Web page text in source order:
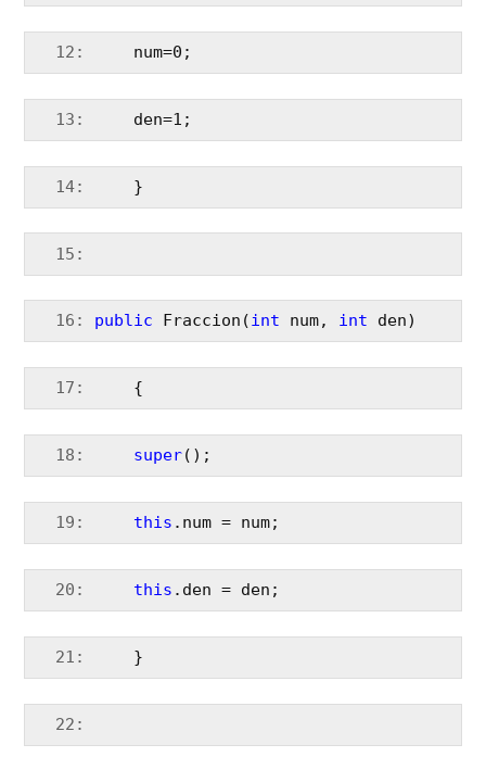
  12:
     num=0;
  13:
     den=1;
  14:
     }
  15:
  16:
public Fraccion(int num, int den)
  17:
     {
  18:
super();
  19:
this .num = num;
  20:
this .den = den;
  21:
     }
  22: